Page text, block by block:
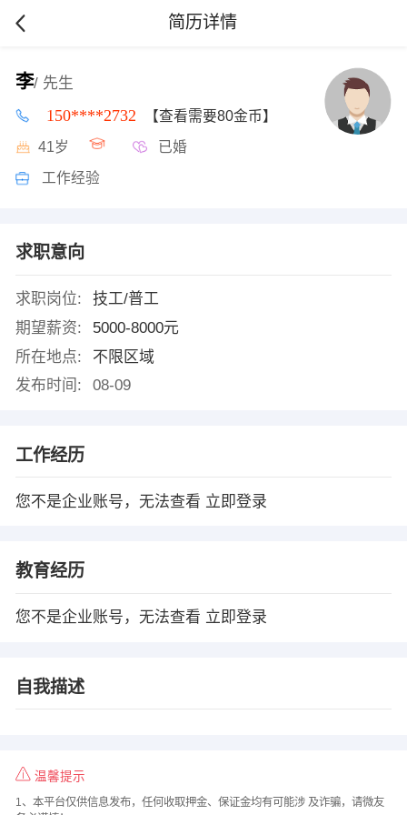
简历详情
李/ 先生
150****2732 【查看需要80金币】
41岁 已婚
工作经验
求职意向
求职岗位:
技工/普工
期望薪资:
5000-8000元
所在地点:
不限区域
发布时间:
08-09
工作经历
您不是企业账号，无法查看 立即登录
教育经历
您不是企业账号，无法查看 立即登录
自我描述
温馨提示
1、本平台仅供信息发布，任何收取押金、保证金均有可能涉 及诈骗，请微友